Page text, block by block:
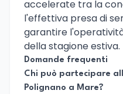
accelerate tra la
l'effettiva presa di
garantire
della stagione estiva.
Domande frequenti
Chi può partecipare
Polignano a Mare?